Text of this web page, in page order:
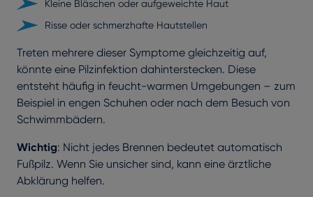
Kleine Bläschen oder aufgeweichte Haut
Risse oder schmerzhafte Hautstellen
Treten mehrere dieser Symptome gleichzeitig auf,
könnte eine Pilzinfektion dahinterstecken. Diese
entsteht häufig in feucht-warmen Umgebungen – zum
Beispiel in engen Schuhen oder nach dem Besuch von
Schwimmbädern.
Wichtig: Nicht jedes Brennen bedeutet automatisch
Fußpilz. Wenn Sie unsicher sind, kann eine ärztliche
Abklärung helfen.